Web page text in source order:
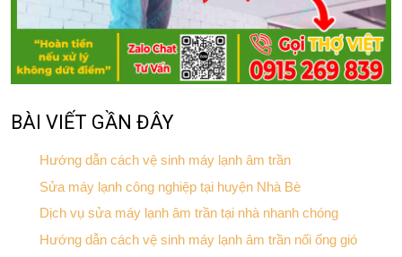
BÀI VIẾT GẦN ĐÂY
Hướng dẫn cách vệ sinh máy lạnh âm trần
Sửa máy lạnh công nghiệp tại huyện Nhà Bè
Dịch vụ sửa máy lạnh âm trần tại nhà nhanh chóng
Hướng dẫn cách vệ sinh máy lạnh âm trần nối ống gió